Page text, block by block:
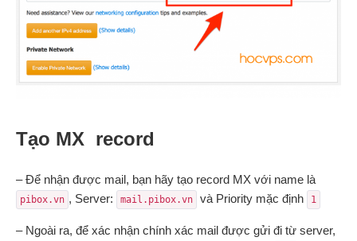
Tạo MX record
– Để nhận được mail, bạn hãy tạo record MX với name là
pibox.vn , Server: mail.pibox.vn và Priority mặc định 1
– Ngoài ra, để xác nhận chính xác mail được gửi đi từ server,